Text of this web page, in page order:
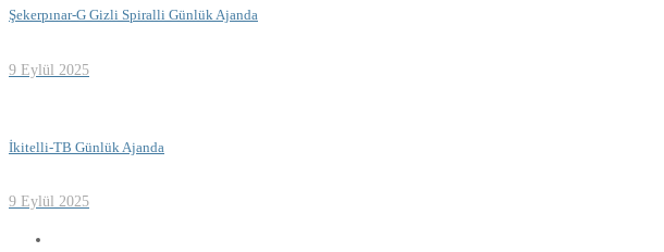
Şekerpınar-G Gizli Spiralli Günlük Ajanda
9 Eylül 2025
İkitelli-TB Günlük Ajanda
9 Eylül 2025